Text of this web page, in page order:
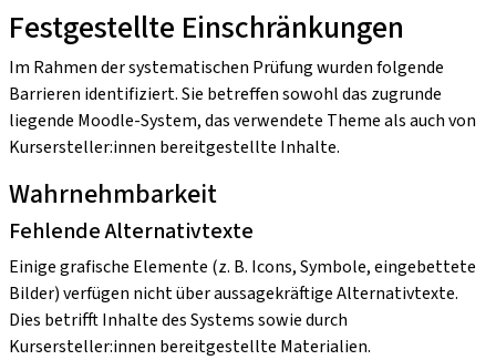
Festgestellte Einschränkungen
Im Rahmen der systematischen Prüfung wurden folgende
Barrieren identifiziert. Sie betreffen sowohl das zugrunde
liegende Moodle-System, das verwendete Theme als auch von
Kursersteller:innen bereitgestellte Inhalte.
Wahrnehmbarkeit
Fehlende Alternativtexte
Einige grafische Elemente (z. B. Icons, Symbole, eingebettete
Bilder) verfügen nicht über aussagekräftige Alternativtexte.
Dies betrifft Inhalte des Systems sowie durch
Kursersteller:innen bereitgestellte Materialien.